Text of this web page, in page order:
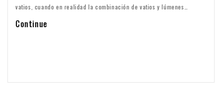
vatios, cuando en realidad la combinación de vatios y lúmenes
determina qué tan bien y eficientemente se ilumina una piscina. En
Continue